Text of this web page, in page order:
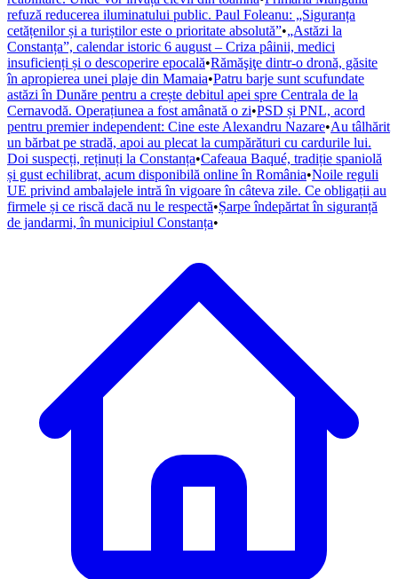
refuză reducerea iluminatului public. Paul Foleanu: „Siguranța
cetățenilor și a turiștilor este o prioritate absolută”•„Astăzi la
Constanța”, calendar istoric 6 august – Criza pâinii, medici
insuficienți și o descoperire epocală•Rămăşiţe dintr-o dronă, găsite
în apropierea unei plaje din Mamaia•Patru barje sunt scufundate
astăzi în Dunăre pentru a crește debitul apei spre Centrala de la
Cernavodă. Operațiunea a fost amânată o zi•PSD și PNL, acord
pentru premier independent: Cine este Alexandru Nazare•Au tâlhărit
un bărbat pe stradă, apoi au plecat la cumpărături cu cardurile lui.
Doi suspecți, reținuți la Constanța•Cafeaua Baqué, tradiție spaniolă
și gust echilibrat, acum disponibilă online în România•Noile reguli
UE privind ambalajele intră în vigoare în câteva zile. Ce obligații au
firmele și ce riscă dacă nu le respectă•Șarpe îndepărtat în siguranță
de jandarmi, în municipiul Constanța•